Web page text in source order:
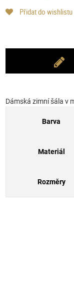
Přidat do wishlistu
Dámská zimní šála v
Barva
Materiál
Rozměry